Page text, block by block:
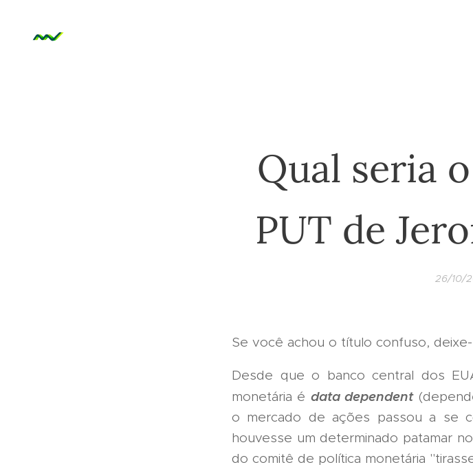
Qual seria
PUT de
26/10/
Se você achou o título confuso,
Desde que o banco central dos
monetária é data dependent
o mercado de ações passou a se
houvesse um determinado patamar
do comitê de política monetária